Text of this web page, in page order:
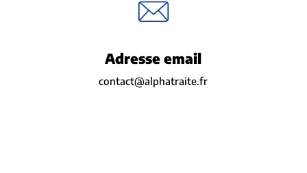
Adresse email
contact@alphatraite.fr